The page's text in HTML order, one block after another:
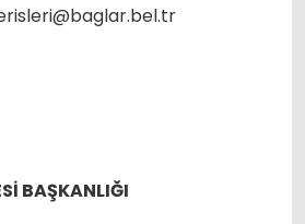
BAŞKANLIĞI